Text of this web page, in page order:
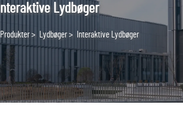
Interaktive Lydbøger
Produkter> Lydbøger> Interaktive Lydbøger